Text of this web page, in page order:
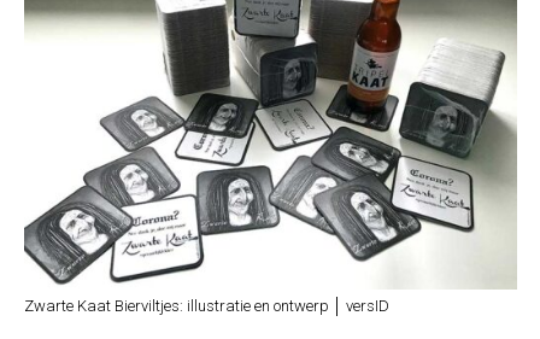
Zwarte Kaat Bierviltjes: illustratie en ontwerp │ versID